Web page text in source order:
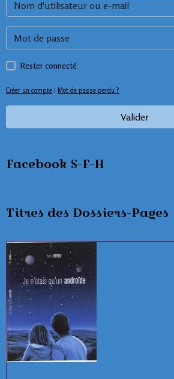
Rester connecté
Créer un compte Mot de passe perdu ?
Valider
Facebook S-F-H
Titres des Dossiers-Pages